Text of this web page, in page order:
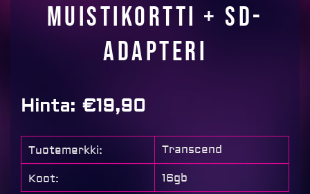
muistikortti + SD-
Adapteri
Hinta: €19,90
Tuotemerkki: Transcend
Koot: 16gb